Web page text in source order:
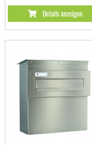
Details anzeigen